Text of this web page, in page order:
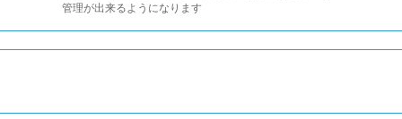
管理が出来るようになります